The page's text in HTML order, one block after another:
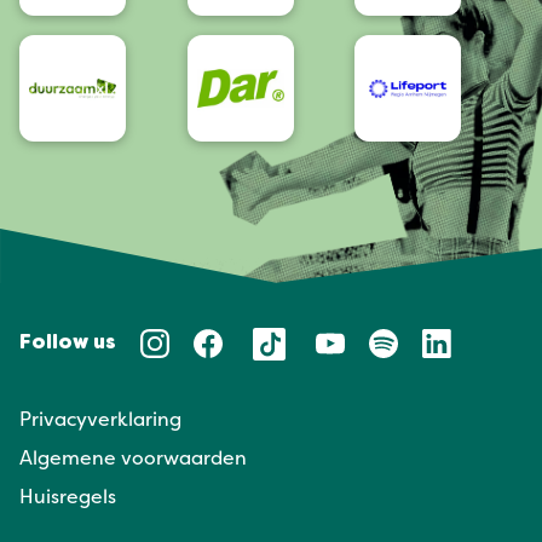
Follow us
Privacyverklaring
Algemene voorwaarden
Huisregels